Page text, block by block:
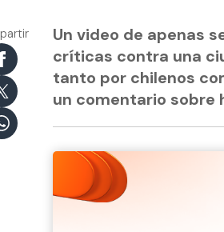
Un video de apenas
críticas contra una
tanto por chilenos
un comentario sobre